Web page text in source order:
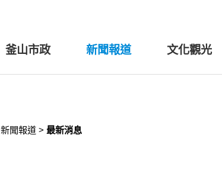
釜山市政 新聞報道 文化觀光
新聞報道 > 最新消息